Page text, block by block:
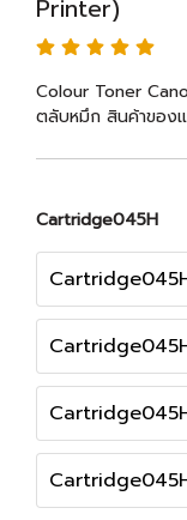
Printer)
Colour Toner
ตลับหมึก สินค้าของ
Cartridge045H